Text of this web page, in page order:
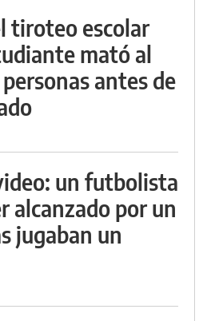
tiroteo escolar
mató al
antes de
un futbolista
alcanzado por un
jugaban un